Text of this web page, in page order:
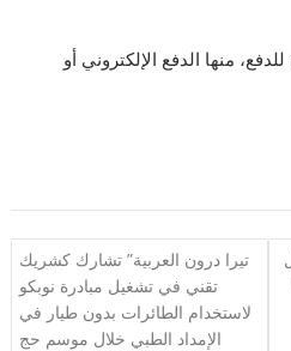
منها الدفع الإلكتروني أو
تيرا درون العربية” تشارك كشريك
تقني في تشغيل مبادرة نوبكو
لاستخدام الطائرات بدون طيار في
الإمداد الطبي خلال موسم حج